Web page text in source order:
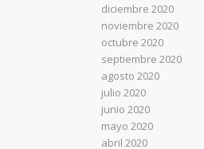
diciembre 2020
noviembre 2020
octubre 2020
septiembre 2020
agosto 2020
julio 2020
junio 2020
mayo 2020
abril 2020